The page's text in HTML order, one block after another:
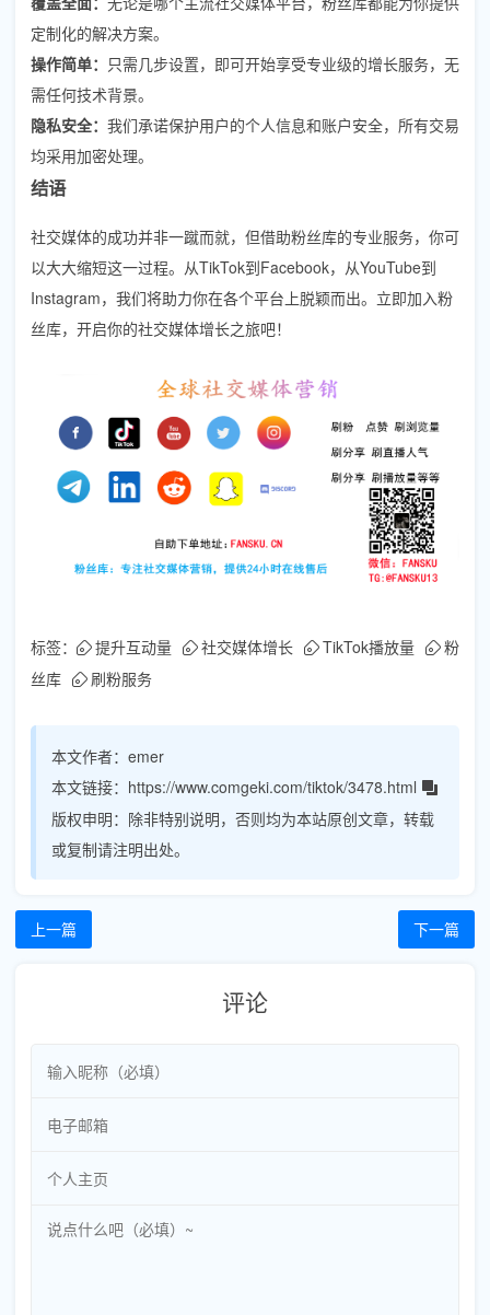
定制化的解决方案。
操作简单： 只需几步设置，即可开始享受专业级的增长服务，无
需任何技术背景。
隐私安全： 我们承诺保护用户的个人信息和账户安全，所有交易
均采用加密处理。
结语
社交媒体的成功并非一蹴而就，但借助粉丝库的专业服务，你可
以大大缩短这一过程。从TikTok到Facebook，从YouTube到
Instagram，我们将助力你在各个平台上脱颖而出。立即加入粉
丝库，开启你的社交媒体增长之旅吧！
标签： 提升互动量 社交媒体增长 TikTok播放量
粉
丝库
刷粉服务
本文作者： emer
本文链接： https://www.comgeki.com/tiktok/3478.html
版权申明： 除非特别说明，否则均为本站原创文章，转载
或复制请注明出处。
上一篇 下一篇
评论